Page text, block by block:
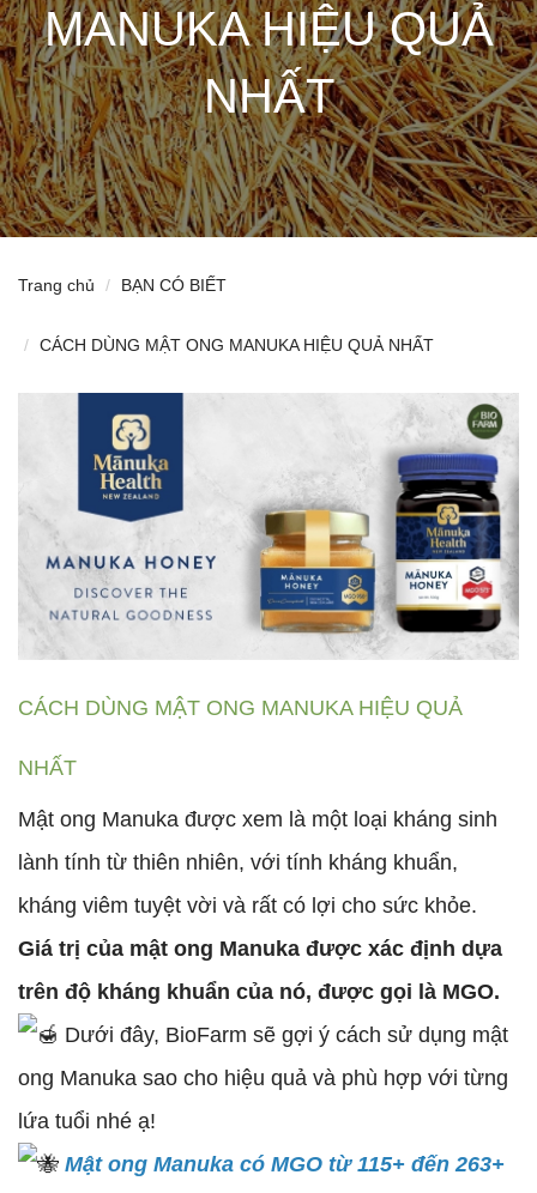
MANUKA HIỆU QUẢ
NHẤT
Trang chủ BẠN CÓ BIẾT
CÁCH DÙNG MẬT ONG MANUKA HIỆU QUẢ NHẤT
CÁCH DÙNG MẬT ONG MANUKA HIỆU QUẢ
NHẤT
Mật ong Manuka được xem là một loại kháng sinh
lành tính từ thiên nhiên, với tính kháng khuẩn,
kháng viêm tuyệt vời và rất có lợi cho sức khỏe.
Giá trị của mật ong Manuka được xác định dựa
trên độ kháng khuẩn của nó, được gọi là MGO.
Dưới đây, BioFarm sẽ gợi ý cách sử dụng mật
ong Manuka sao cho hiệu quả và phù hợp với từng
lứa tuổi nhé ạ!
Mật ong Manuka có MGO từ 115+ đến 263+